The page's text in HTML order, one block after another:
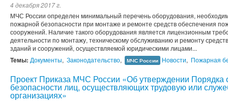
4 декабря 2017 г.
МЧС России определен минимальный перечень оборудования,
пожарной безопасности при монтаже и ремонте средств обеспечения
сооружений. Наличие такого оборудования является лицензионным
деятельности по монтажу, техническому обслуживанию и ремонту
зданий и сооружений, осуществляемой юридическими лицами...
Темы: Документы, Законодательство, МЧС России Новости, Пожарная
Проект Приказа МЧС России «Об утверждении
безопасности лиц, осуществляющих трудовую или
организациях»